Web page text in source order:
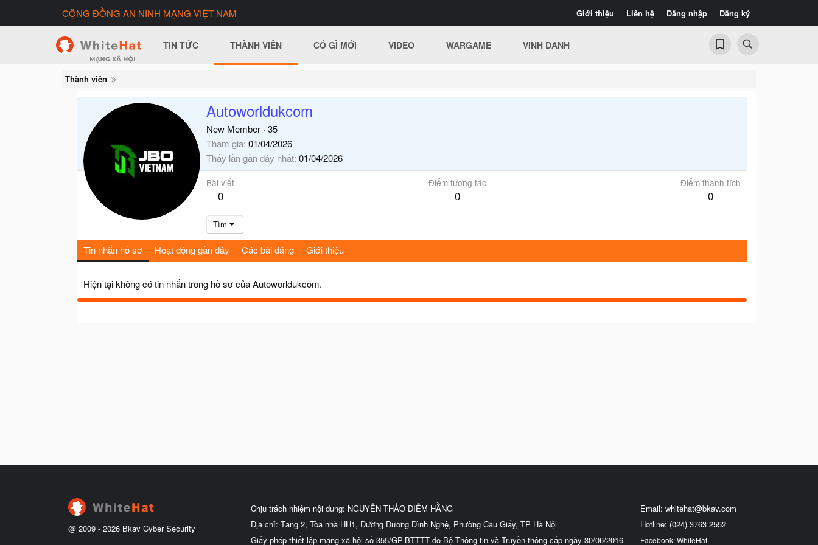
Giới thiệu Liên hệ Đăng nhập Đăng ký
CỘNG ĐỒNG AN NINH MẠNG VIỆT NAM
TIN TỨC THÀNH VIÊN CÓ GÌ MỚI VIDEO WARGAME VINH DANH
Thành viên
Autoworldukcom
New Member · 35
Tham gia 01/04/2026
Thấy lần gần đây nhất 01/04/2026
Bài viết
0
Điểm tương tác
0
Điểm thành tích
0
Tìm
Tin nhắn hồ sơ Hoạt động gần đây Các bài đăng Giới thiệu
Hiện tại không có tin nhắn trong hồ sơ của Autoworldukcom.
@ 2009 - 2026 Bkav Cyber Security
Chịu trách nhiệm nội dung: NGUYỄN THẢO DIỄM HẰNG
Địa chỉ: Tầng 2, Tòa nhà HH1, Đường Dương Đình Nghệ, Phường Cầu Giấy, TP Hà Nội
Giấy phép thiết lập mạng xã hội số 355/GP-BTTTT do Bộ Thông tin và Truyền thông cấp ngày 30/06/2016
Email: whitehat@bkav.com
Hotline: (024) 3763 2552
Facebook: WhiteHat